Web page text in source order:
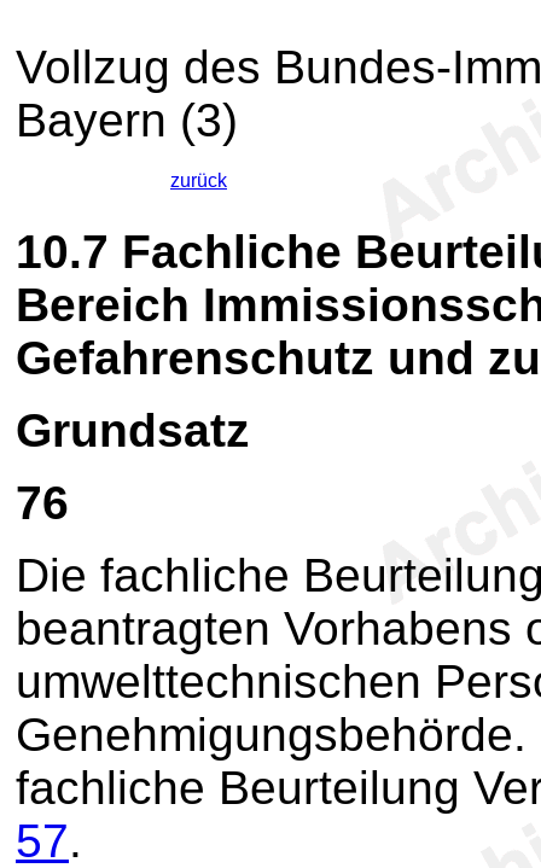
Vollzug des Bundes-
Bayern (3)
zurück
10.7 Fachliche
Bereich
Gefahrenschutz und
Grundsatz
76
Die fachliche
beantragten Vorhabens
umwelttechnischen
fachliche Beurteilung
57.